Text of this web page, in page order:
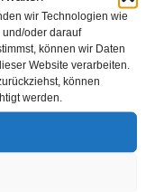
wir Technologien wie
oder darauf
können wir Daten
Website verarbeiten.
können
werden.